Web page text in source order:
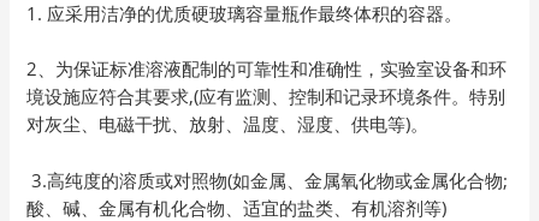
1. 应采用洁净的优质硬玻璃容量瓶作最终体积的容器。
2、为保证标准溶液配制的可靠性和准确性，实验室设备和环
境设施应符合其要求,(应有监测、控制和记录环境条件。特别
对灰尘、电磁干扰、放射、温度、湿度、供电等)。
3.高纯度的溶质或对照物(如金属、金属氧化物或金属化合物;
酸、碱、金属有机化合物、适宜的盐类、有机溶剂等)